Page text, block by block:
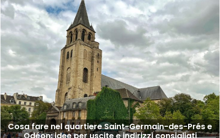
Cosa fare nel quartiere Saint-Germain-des-Prés e